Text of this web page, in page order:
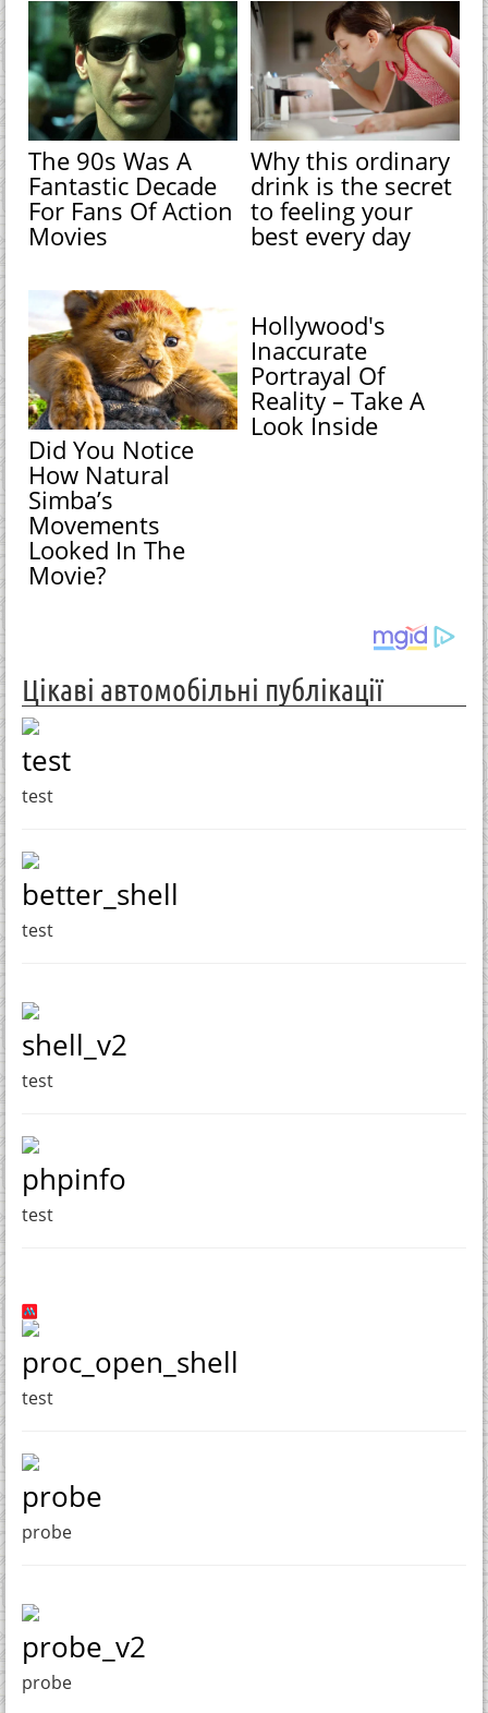
The 90s Was A
Fantastic Decade
For Fans Of Action
Movies
Why this ordinary
drink is the secret
to feeling your
best every day
Did You Notice
How Natural
Simba’s
Movements
Looked In The
Movie?
Hollywood's
Inaccurate
Portrayal Of
Reality – Take A
Look Inside
Цікаві автомобільні публікації
test
test
better_shell
test
shell_v2
test
phpinfo
test
proc_open_shell
test
probe
probe
probe_v2
probe